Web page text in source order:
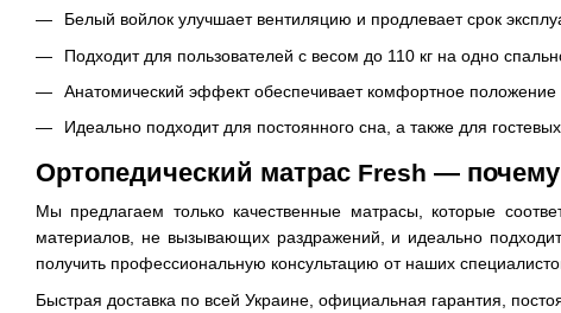
Белый войлок улучшает вентиляцию и продлевает срок
Подходит для пользователей с весом до 110 кг на одно
Анатомический эффект обеспечивает комфортное положение
Идеально подходит для постоянного сна, а также для
Ортопедический матрас Fresh — почему
Мы предлагаем только качественные матрасы, которые
материалов, не вызывающих раздражений, и идеально
получить профессиональную консультацию от наших
Быстрая доставка по всей Украине, официальная гарантия,